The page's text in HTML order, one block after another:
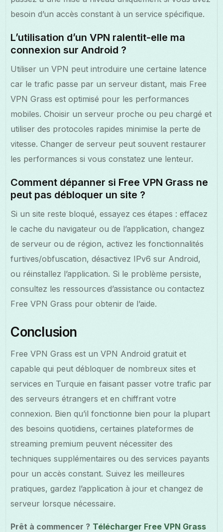
besoin d’un accès constant à un service spécifique.
L’utilisation d’un VPN ralentit-elle ma
connexion sur Android ?
Utiliser un VPN peut introduire une certaine latence
car le trafic passe par un serveur distant, mais Free
VPN Grass est optimisé pour les performances
mobiles. Choisir un serveur proche ou peu chargé et
utiliser des protocoles rapides minimise la perte de
vitesse. Changer de serveur peut souvent restaurer
les performances si vous constatez une lenteur.
Comment dépanner si Free VPN Grass ne
peut pas débloquer un site ?
Si un site reste bloqué, essayez ces étapes : effacez
le cache du navigateur ou de l’application, changez
de serveur ou de région, activez les fonctionnalités
furtives/obfuscation, désactivez IPv6 sur Android,
ou réinstallez l’application. Si le problème persiste,
consultez les ressources d’assistance ou contactez
Free VPN Grass pour obtenir de l’aide.
Conclusion
Free VPN Grass est un VPN Android gratuit et
capable qui peut débloquer de nombreux sites et
services en Turquie en faisant passer votre trafic par
des serveurs étrangers et en chiffrant votre
connexion. Bien qu’il fonctionne bien pour la plupart
des besoins quotidiens, certaines plateformes de
streaming premium peuvent nécessiter des
techniques supplémentaires ou des services payants
pour un accès constant. Suivez les meilleures
pratiques, gardez l’application à jour et changez de
serveur lorsque nécessaire.
Prêt à commencer ? Télécharger Free VPN Grass